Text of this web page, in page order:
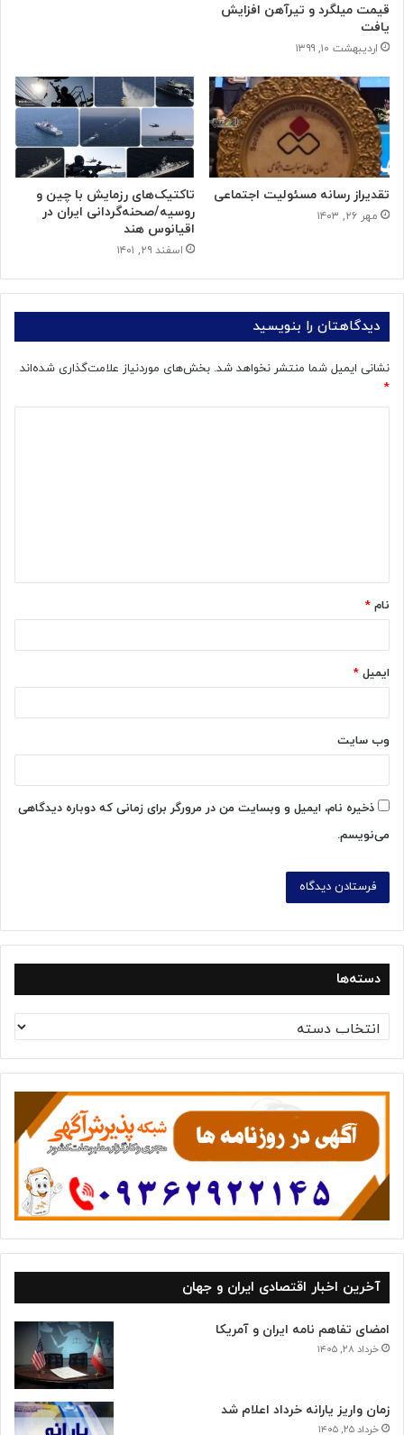
قیمت میلگرد و تیرآهن افزایش
یافت
اردیبهشت ۱۰, ۱۳۹۹
تقدیراز رسانه مسئولیت اجتماعی
مهر ۲۶, ۱۴۰۳
تاکتیک‌های رزمایش با چین و
روسیه/صحنه‌گردانی ایران در
اقیانوس هند
اسفند ۲۹, ۱۴۰۱
دیدگاهتان را بنویسید
نشانی ایمیل شما منتشر نخواهد شد. بخش‌های موردنیاز علامت‌گذاری شده‌اند
*
*
نام *
ایمیل *
وب‌ سایت
ذخیره نام، ایمیل و وبسایت من در مرورگر برای زمانی که دوباره دیدگاهی
می‌نویسم.
دسته‌ها
س
ت
ه
آخرین اخبار اقتصادی ایران و جهان
امضای تفاهم نامه ایران و آمریکا
خرداد ۲۸, ۱۴۰۵
زمان واریز یارانه خرداد اعلام شد
خرداد ۲۵, ۱۴۰۵